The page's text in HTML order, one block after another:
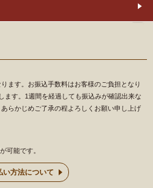
ます。お振込手数料はお客様のご負担となり
ます。1週間を経過しても振込みが確認出来な
らかじめご了承の程よろしくお願い申し上げ
可能です。
い方法について